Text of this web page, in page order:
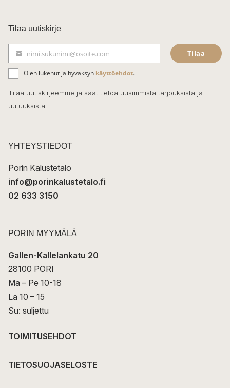
c
e
b
o
o
k
Tilaa uutiskirje
ä
h
k
t
nimi.sukunimi@osoite.com Tilaa
Olen lukenut ja hyväksyn käyttöehdot.
Tilaa uutiskirjeemme ja saat tietoa uusimmista tarjouksista ja
uutuuksista!
YHTEYSTIEDOT
Porin Kalustetalo
info@porinkalustetalo.fi
02 633 3150
PORIN MYYMÄLÄ
Gallen-Kallelankatu 20
28100 PORI
Ma – Pe 10-18
La 10 – 15
Su: suljettu
TOIMITUSEHDOT
TIETOSUOJASELOSTE